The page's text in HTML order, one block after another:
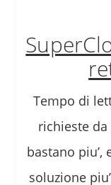
Tempo di
richieste
bastano piu’,
soluzione